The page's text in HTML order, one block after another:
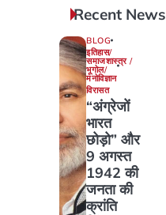
Recent News
BLOG
इतिहास/
समाजशास्त्र /
भूगोल/
मनोविज्ञान
विरासत
“अंग्रेजों
भारत
छोड़ो” और
9 अगस्त
1942 की
जनता की
क्रांति